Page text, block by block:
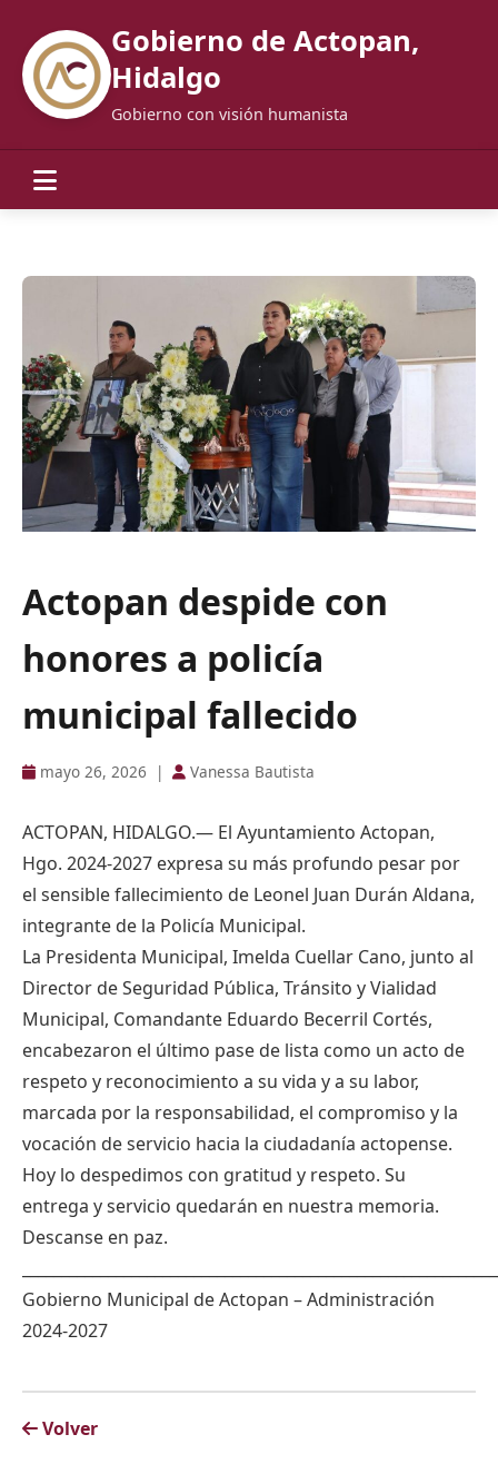
Gobierno de Actopan,
Hidalgo
Gobierno con visión humanista
Actopan despide con
honores a policía
municipal fallecido
mayo 26, 2026 | Vanessa Bautista
ACTOPAN, HIDALGO.— El Ayuntamiento Actopan,
Hgo. 2024-2027 expresa su más profundo pesar por
el sensible fallecimiento de Leonel Juan Durán Aldana,
integrante de la Policía Municipal.
La Presidenta Municipal, Imelda Cuellar Cano, junto al
Director de Seguridad Pública, Tránsito y Vialidad
Municipal, Comandante Eduardo Becerril Cortés,
encabezaron el último pase de lista como un acto de
respeto y reconocimiento a su vida y a su labor,
marcada por la responsabilidad, el compromiso y la
vocación de servicio hacia la ciudadanía actopense.
Hoy lo despedimos con gratitud y respeto. Su
entrega y servicio quedarán en nuestra memoria.
Descanse en paz.
Gobierno Municipal de Actopan – Administración
2024-2027
Volver